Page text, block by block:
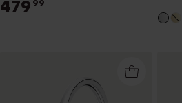
479 99